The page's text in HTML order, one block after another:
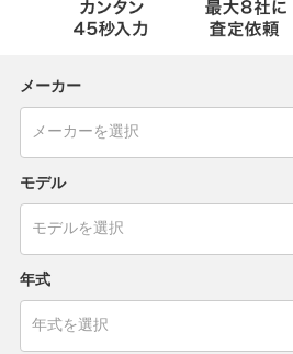
メーカー
モデル
年式